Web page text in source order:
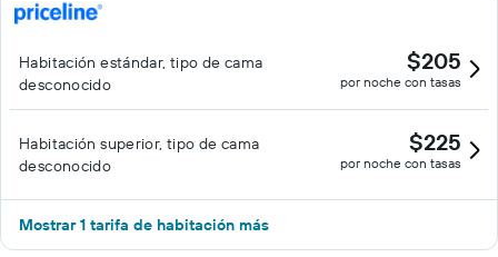
Habitación estándar, tipo de cama
desconocido
$205
por noche con tasas
Habitación superior, tipo de cama
desconocido
$225
por noche con tasas
Mostrar 1 tarifa de habitación más